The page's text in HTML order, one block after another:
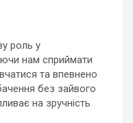
роль у
нам сприймати
та впевнено
без зайвого
на зручність